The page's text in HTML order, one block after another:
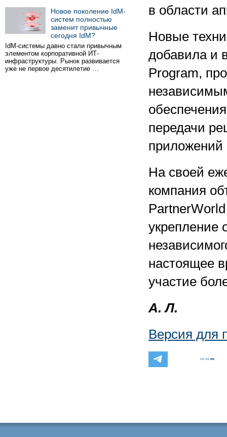
Новое поколение IdM-
систем полностью
заменит привычные
сегодня IdM?
IdM-системы давно стали привычным
элементом корпоративной ИТ-
инфраструктуры. Рынок развивается
уже не первое десятилетие …
в области
Новые
добавила и
Program,
передачи
приложений
На своей
компания
укрепление
настоящее
участие
А. Л.
Версия для